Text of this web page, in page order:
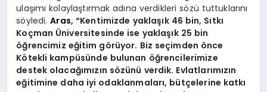
ulaşımı kolaylaştırmak adına verdikleri sözü tuttuklarını
söyledi.Aras, “Kentimizde yaklaşık 46 bin, Sıtkı
Koçman Üniversitesinde ise yaklaşık 25 bin
öğrencimiz eğitim görüyor. Biz seçimden önce
Kötekli kampüsünde bulunan öğrencilerimize
destek olacağımızın sözünü verdik. Evlatlarımızın
eğitimine daha iyi odaklanmaları, bütçelerine katkı